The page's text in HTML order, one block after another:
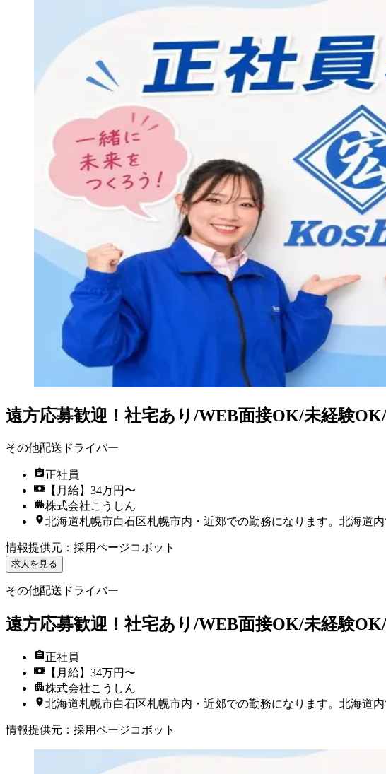
遠方応募歓迎！社宅あり/WEB面接OK/未経験
その他配送ドライバー
正社員
【月給】34万円〜
株式会社こうしん
北海道札幌市白石区札幌市内・近郊での勤務になります。北海道内
情報提供元 ： 採用ページコボット
求人を見る
その他配送ドライバー
遠方応募歓迎！社宅あり/WEB面接OK/未経験
正社員
【月給】34万円〜
株式会社こうしん
北海道札幌市白石区札幌市内・近郊での勤務になります。北海道内
情報提供元 ： 採用ページコボット